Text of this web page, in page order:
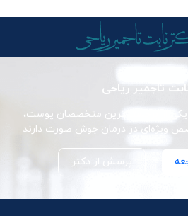
تاجمیر ریاحی
یکی از برجسته‌ترین متخصصان پوست،
ویژه‌ای در درمان جوش صورت دارند
پرسش از دکتر